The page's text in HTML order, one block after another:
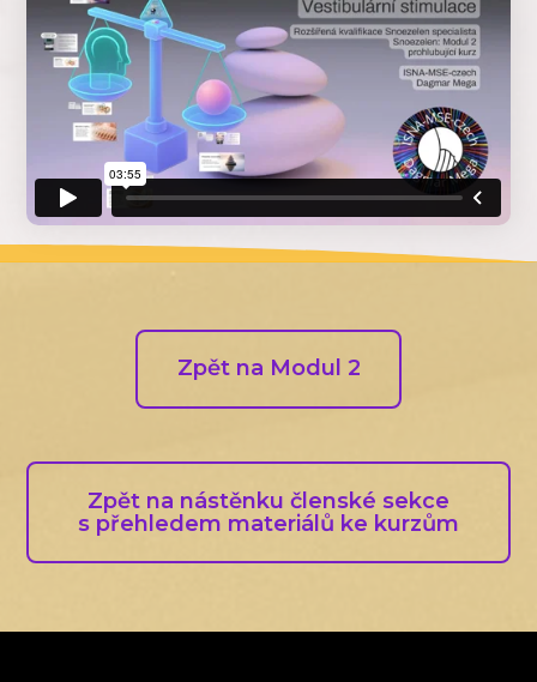
Zpět na Modul 2
Zpět na nástěnku členské sekce
s přehledem materiálů ke kurzům